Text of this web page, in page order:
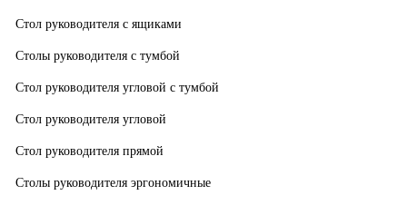
Стол руководителя с ящиками
Столы руководителя с тумбой
Стол руководителя угловой с тумбой
Стол руководителя угловой
Стол руководителя прямой
Столы руководителя эргономичные